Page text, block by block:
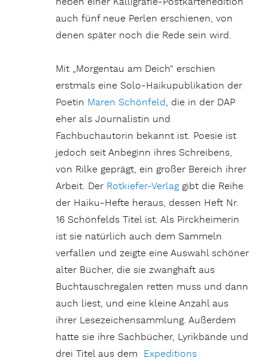
auch fünf neue Perlen erschienen, von
denen später noch die Rede sein wird.
Mit „Morgentau am Deich“ erschien
erstmals eine Solo-Haikupublikation der
Poetin Maren Schönfeld, die in der DAP
eher als Journalistin und
Fachbuchautorin bekannt ist. Poesie ist
jedoch seit Anbeginn ihres Schreibens,
von Rilke geprägt, ein großer Bereich ihrer
Arbeit. Der Rotkiefer-Verlaggibt die Reihe
der Haiku-Hefte heraus, dessen Heft Nr.
16 Schönfelds Titel ist. Als Pirckheimerin
ist sie natürlich auch dem Sammeln
verfallen und zeigte eine Auswahl schöner
alter Bücher, die sie zwanghaft aus
Buchtauschregalen retten muss und dann
auch liest, und eine kleine Anzahl aus
ihrer Lesezeichensammlung. Außerdem
hatte sie ihre Sachbücher, Lyrikbände und
drei Titel aus dem Expeditions